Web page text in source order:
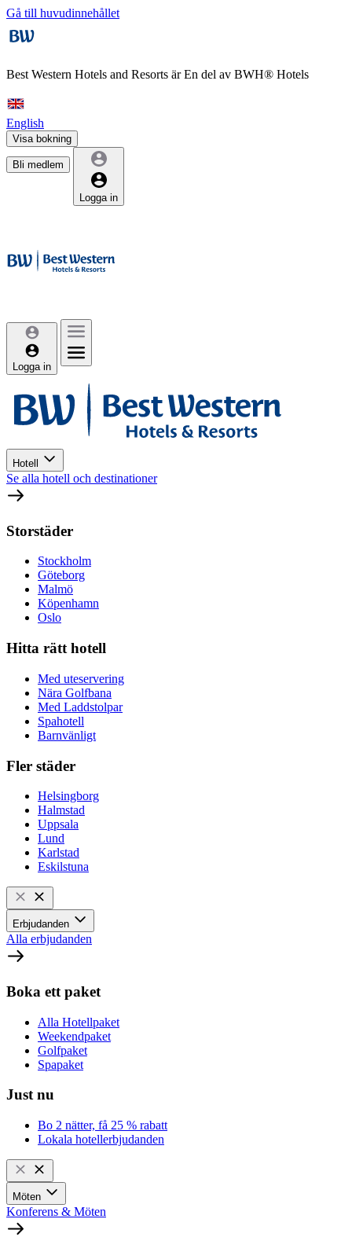
Gå till huvudinnehållet
Best Western Hotels and Resorts ärEn del av BWH® Hotels
English
Visa bokning
Bli medlem
Logga in
Logga in
Hotell
Se alla hotell och destinationer
Storstäder
Stockholm
Göteborg
Malmö
Köpenhamn
Oslo
Hitta rätt hotell
Med uteservering
Nära Golfbana
Med Laddstolpar
Spahotell
Barnvänligt
Fler städer
Helsingborg
Halmstad
Uppsala
Lund
Karlstad
Eskilstuna
Erbjudanden
Alla erbjudanden
Boka ett paket
Alla Hotellpaket
Weekendpaket
Golfpaket
Spapaket
Just nu
Bo 2 nätter, få 25 % rabatt
Lokala hotellerbjudanden
Möten
Konferens & Möten